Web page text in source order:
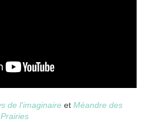
de l'imaginaireet Méandre des
Prairies